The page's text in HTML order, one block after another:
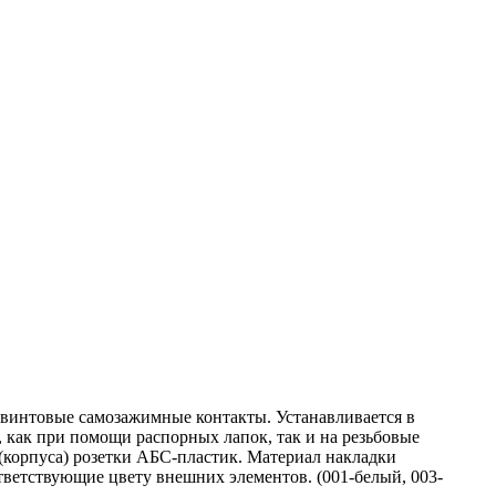
самозажимные контакты. Устанавливается в
при помощи распорных лапок, так и на резьбовые
розетки АБС-пластик. Материал накладки
цвету внешних элементов. (001-белый, 003-